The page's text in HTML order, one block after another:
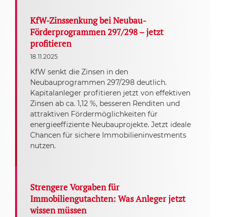
KfW-Zinssenkung bei Neubau-
Förderprogrammen 297/298 – jetzt
profitieren
18.11.2025
KfW senkt die Zinsen in den
Neubauprogrammen 297/298 deutlich.
Kapitalanleger profitieren jetzt von effektiven
Zinsen ab ca. 1,12 %, besseren Renditen und
attraktiven Fördermöglichkeiten für
energieeffiziente Neubauprojekte. Jetzt ideale
Chancen für sichere Immobilieninvestments
nutzen.
Strengere Vorgaben für
Immobiliengutachten: Was Anleger jetzt
wissen müssen